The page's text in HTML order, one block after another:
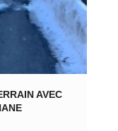
AVEC